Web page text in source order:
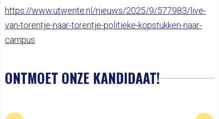
https://www.utwente.nl/nieuws/2025/9/577983/live-
van-torentje-naar-torentje-politieke-kopstukken-naar-
campus
ONTMOET ONZE KANDIDAAT!